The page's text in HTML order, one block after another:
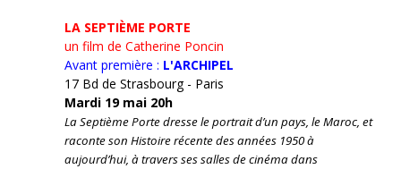
LA SEPTIÈME PORTE
un film de Catherine Poncin
Avant première : L'ARCHIPEL
17 Bd de Strasbourg - Paris
Mardi 19 mai 20h
La Septième Porte dresse le portrait d’un pays, le Maroc, et
raconte son Histoire récente des années 1950 à
aujourd’hui, à travers ses salles de cinéma dans